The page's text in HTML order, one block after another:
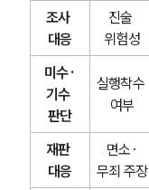
조사
대응
진술
위험성
미수·
기수
판단
실행착수
여부
재판
대응
면소·
무죄 주장